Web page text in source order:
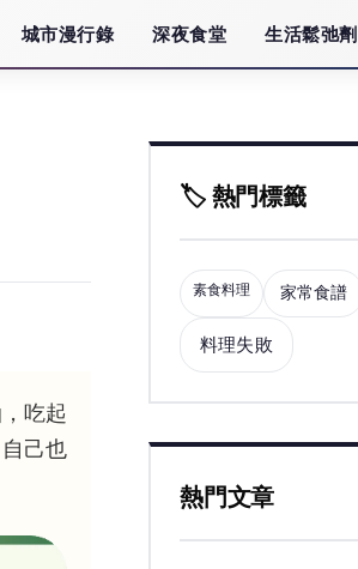
城市漫行錄 深夜食堂 生活鬆弛劑
吃起
己也
🏷️ 熱門標籤
素食料理 家常食譜
料理失敗
熱門文章